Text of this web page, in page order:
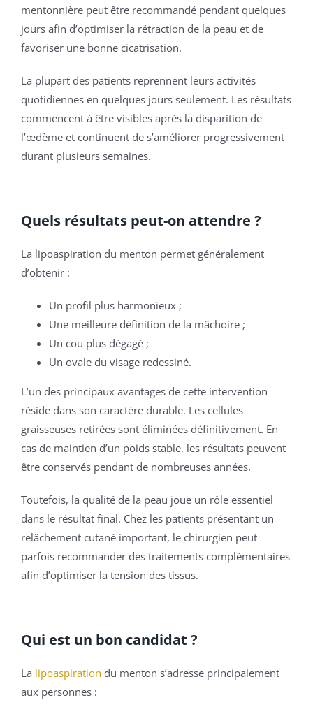
mentonnière peut être recommandé pendant quelques
jours afin d’optimiser la rétraction de la peau et de
favoriser une bonne cicatrisation.
La plupart des patients reprennent leurs activités
quotidiennes en quelques jours seulement. Les résultats
commencent à être visibles après la disparition de
l’œdème et continuent de s’améliorer progressivement
durant plusieurs semaines.
Quels résultats peut-on attendre ?
La lipoaspiration du menton permet généralement
d’obtenir :
Un profil plus harmonieux ;
Une meilleure définition de la mâchoire ;
Un cou plus dégagé ;
Un ovale du visage redessiné.
L’un des principaux avantages de cette intervention
réside dans son caractère durable. Les cellules
graisseuses retirées sont éliminées définitivement. En
cas de maintien d’un poids stable, les résultats peuvent
être conservés pendant de nombreuses années.
Toutefois, la qualité de la peau joue un rôle essentiel
dans le résultat final. Chez les patients présentant un
relâchement cutané important, le chirurgien peut
parfois recommander des traitements complémentaires
afin d’optimiser la tension des tissus.
Qui est un bon candidat ?
La lipoaspiration du menton s’adresse principalement
aux personnes :